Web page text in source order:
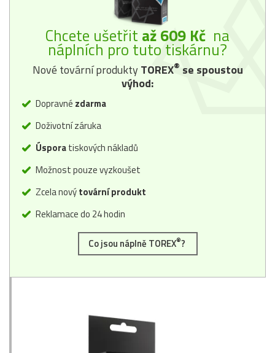
Chcete ušetřit až 609 Kč na
náplních pro tuto tiskárnu?
Nové tovární produktyTOREX® se spoustou
výhod:
Dopravné zdarma
Doživotní záruka
Úsporatiskových nákladů
Možnost pouze vyzkoušet
Zcela novýtovární produkt
Reklamace do 24 hodin
Co jsou náplně TOREX®?